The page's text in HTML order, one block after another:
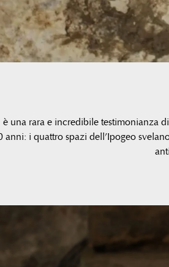
è una rara e incredibile testimonianza
i quattro spazi dell’Ipogeo